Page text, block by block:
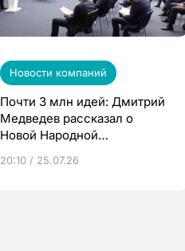
Новости компаний
Почти 3 млн идей: Дмитрий
Медведев рассказал о
Новой Народной
20:10 / 25.07.26